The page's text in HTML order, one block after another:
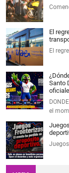
El
El
Santo
el